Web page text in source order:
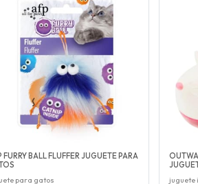
FURRY BALL FLUFFER JUGUETE PARA
para gatos